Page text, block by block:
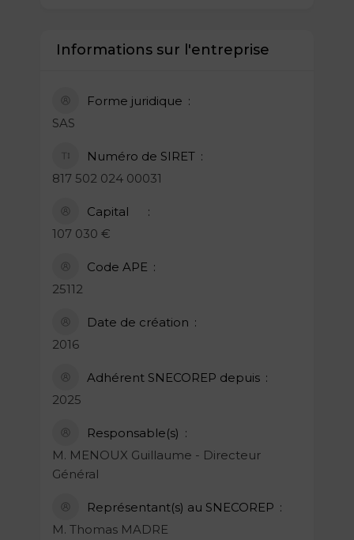
Informations sur l'entreprise
Forme juridique
SAS
Numéro de SIRET
817 502 024 00031
Capital
107 030 €
Code APE
25112
Date de création
2016
Adhérent SNECOREP depuis
2025
Responsable(s)
M. MENOUX Guillaume - Directeur
Général
Représentant(s) au SNECOREP
M. Thomas MADRE